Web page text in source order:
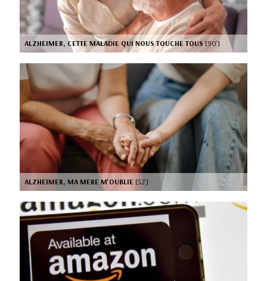
ALZHEIMER, CETTE MALADIE QUI NOUS TOUCHE TOUS[90’]
ALZHEIMER, MA MERE M'OUBLIE [52’]